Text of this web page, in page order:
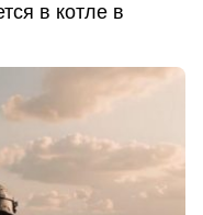
в котле в